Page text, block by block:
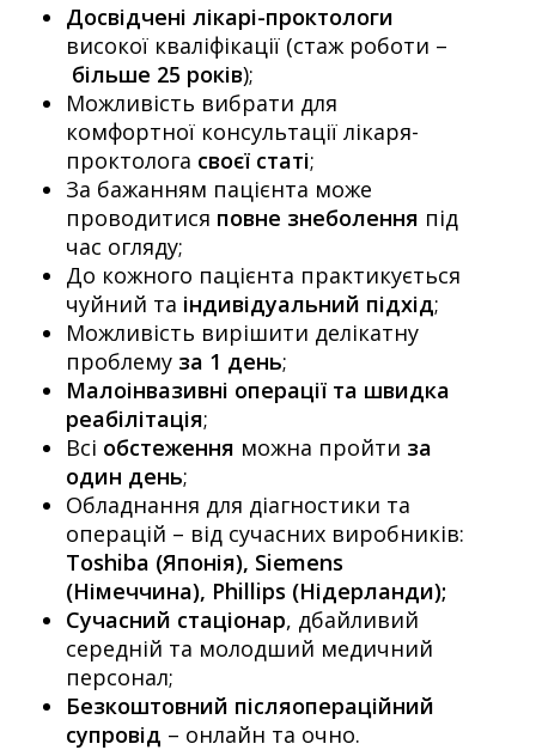
Досвідчені лікарі-проктологи
високої кваліфікації (стаж роботи –
більше 25 років);
Можливість вибрати для
комфортної консультації лікаря-
проктолога своєї статі;
За бажанням пацієнта може
проводитися повне знеболення під
час огляду;
До кожного пацієнта практикується
чуйний та індивідуальний підхід;
Можливість вирішити делікатну
проблему за 1 день;
Малоінвазивні операції та швидка
реабілітація;
Всі обстеження можна пройти за
один день;
Обладнання для діагностики та
операцій – від сучасних виробників:
Toshiba (Японія), Siemens
(Німеччина), Phillips (Нідерланди);
Сучасний стаціонар, дбайливий
середній та молодший медичний
персонал;
Безкоштовний післяопераційний
супровід – онлайн та очно.